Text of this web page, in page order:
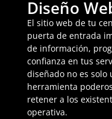
Diseño
El sitio web de tu
puerta de entrada
de información,
confianza en tus
diseñado no es solo
herramienta
retener a los
operativa.